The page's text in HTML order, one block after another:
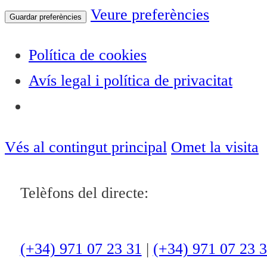
Guardar preferències Veure preferències
Política de cookies
Avís legal i política de privacitat
Vés al contingut principal Omet la visita
Telèfons del directe:
(+34) 971 07 23 31 | (+34) 971 07 23
ACTUALITAT
OCI
ENTREVISTES